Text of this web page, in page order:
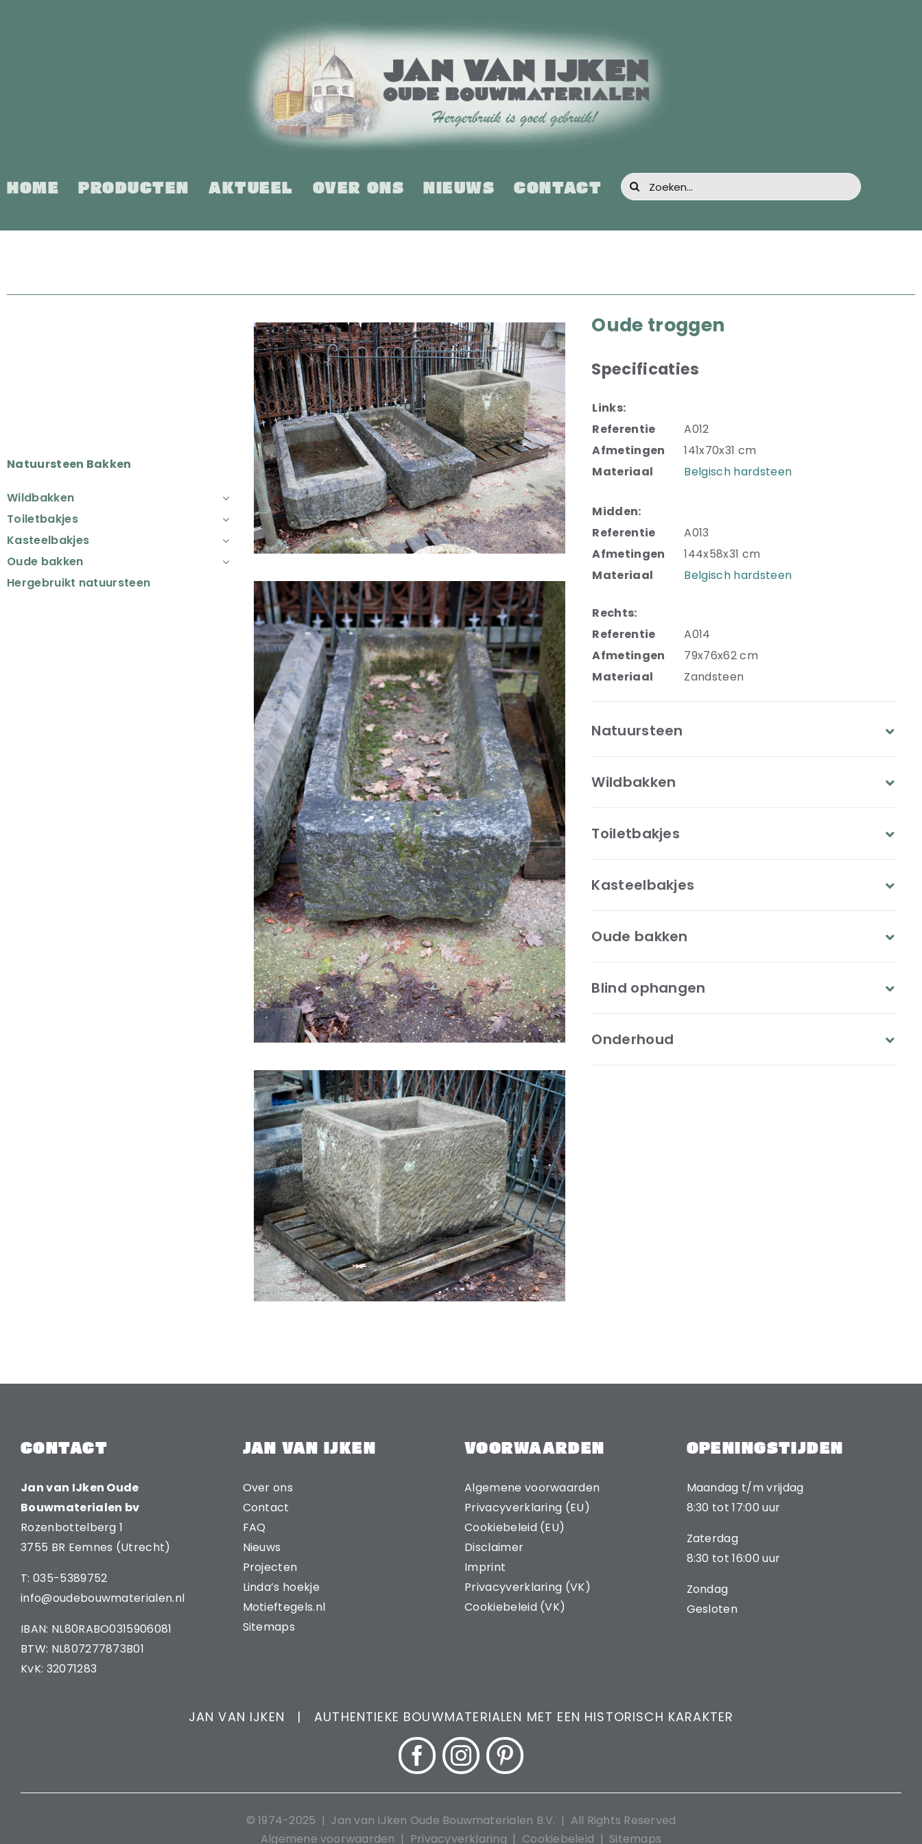
HOME PRODUCTEN AKTUEEL OVER ONS NIEUWS CONTACT Zoeken
naar:
Natuursteen Bakken
Wildbakken
Toiletbakjes
Kasteelbakjes
Oude bakken
Hergebruikt natuursteen
Oude troggen
Specificaties
Links:
Referentie
A012
Afmetingen
141x70x31 cm
Materiaal
Belgisch hardsteen
Midden:
Referentie
A013
Afmetingen
144x58x31 cm
Materiaal
Belgisch hardsteen
Rechts:
Referentie
A014
Afmetingen
79x76x62 cm
Materiaal
Zandsteen
Natuursteen
Wildbakken
Toiletbakjes
Kasteelbakjes
Oude bakken
Blind ophangen
Onderhoud
CONTACT
Jan van IJken Oude
Bouwmaterialen bv
Rozenbottelberg 1
3755 BR Eemnes (Utrecht)
T: 035-5389752
info@oudebouwmaterialen.nl
IBAN: NL80RABO0315906081
BTW: NL807277873B01
KvK: 32071283
JAN VAN IJKEN
Over ons
Contact
FAQ
Nieuws
Projecten
Linda’s hoekje
Motieftegels.nl
Sitemaps
VOORWAARDEN
Algemene voorwaarden
Privacyverklaring (EU)
Cookiebeleid (EU)
Disclaimer
Imprint
Privacyverklaring (VK)
Cookiebeleid (VK)
OPENINGSTIJDEN
Maandag t/m vrijdag
8:30 tot 17:00 uur
Zaterdag
8:30 tot 16:00 uur
Zondag
Gesloten
JAN VAN IJKEN | AUTHENTIEKE BOUWMATERIALEN MET EEN HISTORISCH KARAKTER
© 1974-2025 | Jan van IJken Oude Bouwmaterialen B.V. | All Rights Reserved
Algemene voorwaarden | Privacyverklaring | Cookiebeleid | Sitemaps